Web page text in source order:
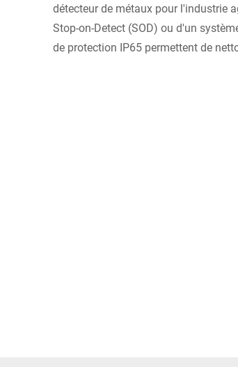
détecteur de métaux pour l'industrie
Stop-on-Detect (SOD) ou d'un
de protection IP65 permettent de